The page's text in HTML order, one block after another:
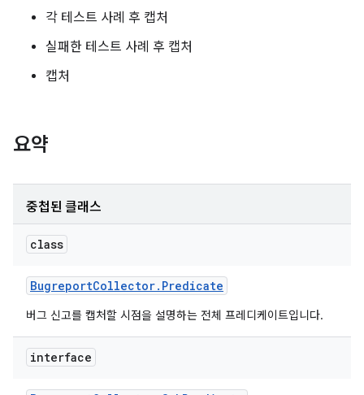
각 테스트 사례 후 캡처
실패한 테스트 사례 후 캡처
캡처
요약
중첩된 클래스
class
BugreportCollector. Predicate
버그 신고를 캡처할 시점을 설명하는 전체 프레디케이트입니다.
interface